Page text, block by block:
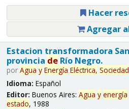
Hacer
Agregar
Estacion transformadora
provincia deRío Negro.
por Agua y Energía Eléctrica, Sociedad
Idioma: Español
Editor: Buenos Aires: Agua y energía
estado, 1988